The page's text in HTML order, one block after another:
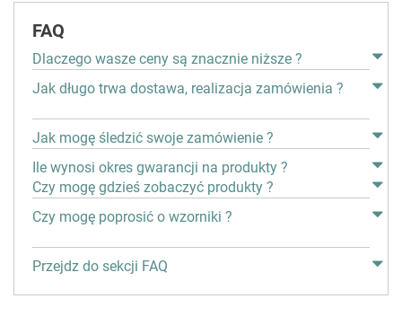
FAQ
Dlaczego wasze ceny są znacznie niższe ?
Jak długo trwa dostawa, realizacja zamówienia ?
Jak mogę śledzić swoje zamówienie ?
Ile wynosi okres gwarancji na produkty ?
Czy mogę gdzieś zobaczyć produkty ?
Czy mogę poprosić o wzorniki ?
Przejdz do sekcji FAQ